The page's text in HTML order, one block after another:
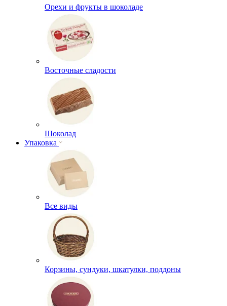
Орехи и фрукты в шоколаде
Восточные сладости
Шоколад
Упаковка
Все виды
Корзины, сундуки, шкатулки, поддоны